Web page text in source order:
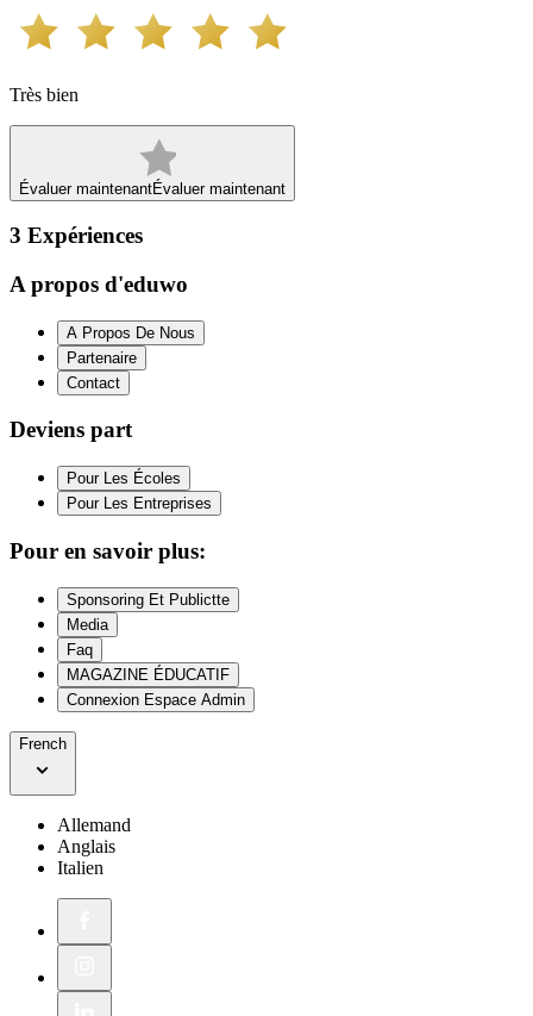
Très bien
Évaluer maintenantÉvaluer maintenant
3 Expériences
A propos d'eduwo
A Propos De Nous
Partenaire
Contact
Deviens part
Pour Les Écoles
Pour Les Entreprises
Pour en savoir plus:
Sponsoring Et Publictte
Media
Faq
MAGAZINE ÉDUCATIF
Connexion Espace Admin
French
Allemand
Anglais
Italien